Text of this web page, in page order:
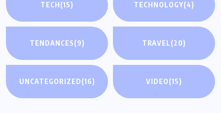
TECH(15) TECHNOLOGY(4)
TENDANCES(9) TRAVEL(20)
UNCATEGORIZED(16) VIDEO(15)